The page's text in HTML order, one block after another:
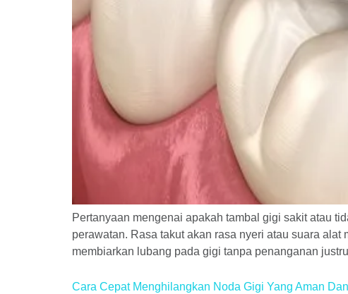
Pertanyaan mengenai apakah tambal gigi sakit atau
perawatan. Rasa takut akan rasa nyeri atau suara
membiarkan lubang pada gigi tanpa penanganan
Cara Cepat Menghilangkan Noda Gigi Yang Aman